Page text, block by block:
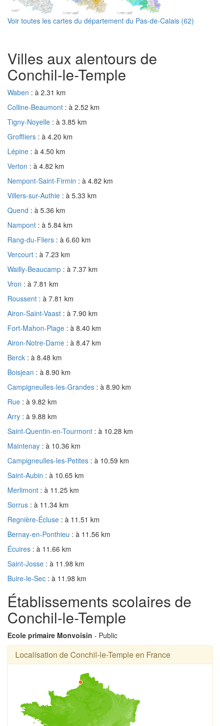
Voir toutes les cartes du département du Pas-de-Calais (62)
Villes aux alentours de
Conchil-le-Temple
Waben : à 2.31 km
Colline-Beaumont : à 2.52 km
Tigny-Noyelle : à 3.85 km
Groffliers : à 4.20 km
Lépine : à 4.50 km
Verton : à 4.82 km
Nempont-Saint-Firmin : à 4.82 km
Villers-sur-Authie : à 5.33 km
Quend : à 5.36 km
Nampont : à 5.84 km
Rang-du-Fliers : à 6.60 km
Vercourt : à 7.23 km
Wailly-Beaucamp : à 7.37 km
Vron : à 7.81 km
Roussent : à 7.81 km
Airon-Saint-Vaast : à 7.90 km
Fort-Mahon-Plage : à 8.40 km
Airon-Notre-Dame : à 8.47 km
Berck : à 8.48 km
Boisjean : à 8.90 km
Campigneulles-les-Grandes : à 8.90 km
Rue : à 9.82 km
Arry : à 9.88 km
Saint-Quentin-en-Tourmont : à 10.28 km
Maintenay : à 10.36 km
Campigneulles-les-Petites : à 10.59 km
Saint-Aubin : à 10.65 km
Merlimont : à 11.25 km
Sorrus : à 11.34 km
Regnière-Écluse : à 11.51 km
Bernay-en-Ponthieu : à 11.56 km
Écuires : à 11.66 km
Saint-Josse : à 11.98 km
Buire-le-Sec : à 11.98 km
Établissements scolaires de
Conchil-le-Temple
Ecole primaire Monvoisin - Public
Localisation de Conchil-le-Temple en France